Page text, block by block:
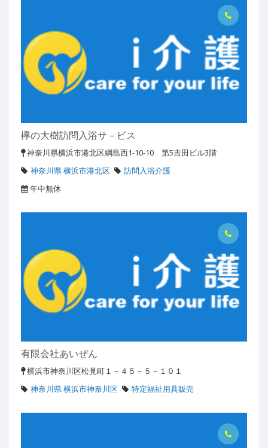
欅の大樹訪問入浴サ－ビス
神奈川県横浜市港北区綱島西1-10-10 第5吉田ビル3階
神奈川県 横浜市港北区
訪問入浴介護
年中無休
有限会社あいぜん
横浜市神奈川区松見町１－４５－５－１０１
神奈川県 横浜市神奈川区
特定福祉用具販売